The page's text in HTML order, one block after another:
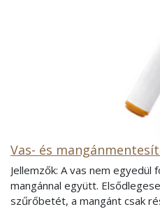
Vas- és
Jellemzők: A vas nem egyedül
mangánnal együtt.
szűrőbetét, a mangánt csak